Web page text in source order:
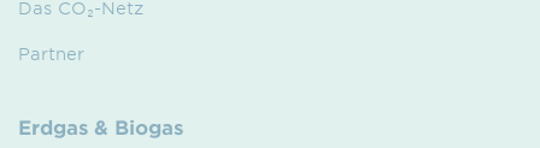
Das CO₂-Netz
Partner
Erdgas & Biogas